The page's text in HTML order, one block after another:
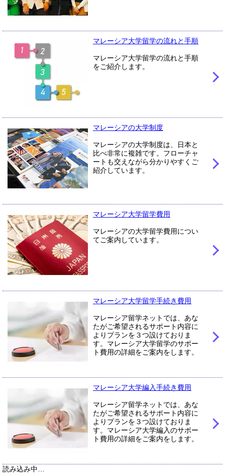
マレーシア大学留学の流れと手順
マレーシア大学留学の流れと手順
をご紹介します。
マレーシアの大学制度
マレーシアの大学制度は、日本と
比べ非常に複雑です。フローチャ
ートも交えながら分かりやすくご
紹介しています。
マレーシア大学留学費用
マレーシアの大学留学費用につい
てご案内しています。
マレーシア大学留学手続き費用
マレーシア留学ネットでは、あな
たがご希望されるサポート内容に
よりプランを３つ設けておりま
す。マレーシア大学留学のサポー
ト費用の詳細をご案内をします。
マレーシア大学編入手続き費用
マレーシア留学ネットでは、あな
たがご希望されるサポート内容に
よりプランを３つ設けておりま
す。マレーシア大学編入のサポー
ト費用の詳細をご案内をします。
読み込み中…